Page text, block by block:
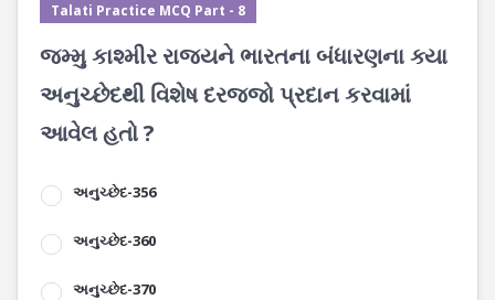
Talati Practice MCQ Part - 8
જમ્મુ કાશ્મીર રાજ્યને ભારતના બંધારણના ક્યા
અનુચ્છેદથી વિશેષ દરજ્જો પ્રદાન કરવામાં
આવેલ હતો ?
અનુચ્છેદ-356
અનુચ્છેદ-360
અનુચ્છેદ-370